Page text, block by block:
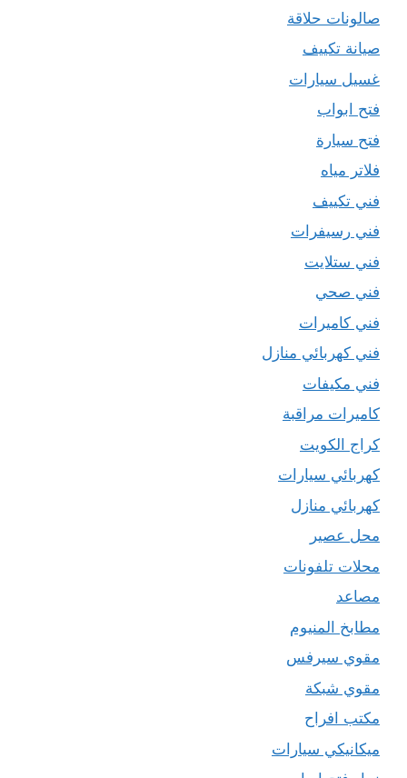
صالونات حلاقة
صيانة تكييف
غسيل سيارات
فتح ابواب
فتح سيارة
فلاتر مياه
فني تكييف
فني رسيفرات
فني ستلايت
فني صحي
فني كاميرات
فني كهربائي منازل
فني مكيفات
كاميرات مراقبة
كراج الكويت
كهربائي سيارات
كهربائي منازل
محل عصير
محلات تلفونات
مصاعد
مطابخ المنيوم
مقوي سيرفس
مقوي شبكة
مكتب افراح
ميكانيكي سيارات